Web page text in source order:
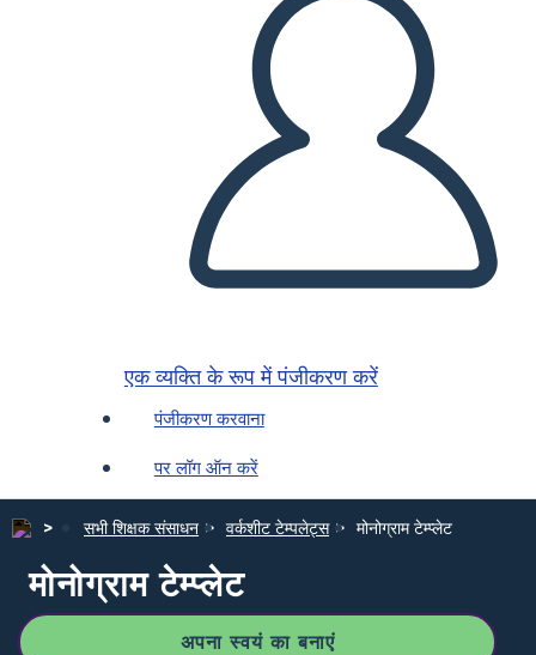
एक व्यक्ति के रूप में पंजीकरण करें
पंजीकरण करवाना
पर लॉग ऑन करें
सभी शिक्षक संसाधन वर्कशीट टेम्पलेट्स मोनोग्राम टेम्प्लेट
मोनोग्राम टेम्प्लेट
अपना स्वयं का बनाएं